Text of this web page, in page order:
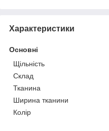
Характеристики
Основні
Щільність
Склад
Тканина
Ширина тканини
Колір